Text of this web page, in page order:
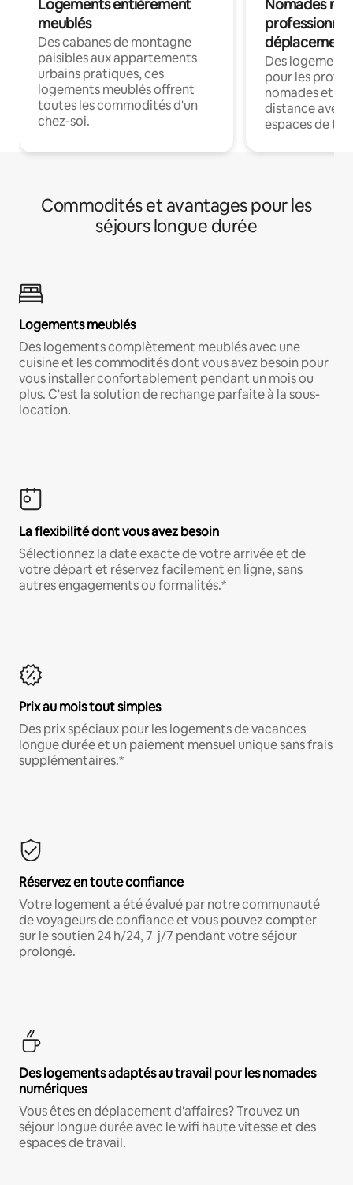
Logements entièrement
meublés
Des cabanes de montagne
paisibles aux appartements
urbains pratiques, ces
logements meublés offrent
toutes les commodités d'un
chez-soi.
Nomades
déplacement
Des
pour les
nomades et
distance avec
espaces de
Commodités et avantages pour les
séjours longue durée
Logements meublés
Des logements complètement meublés avec une
cuisine et les commodités dont vous avez besoin pour
vous installer confortablement pendant un mois ou
plus. C'est la solution de rechange parfaite à la sous-
location.
La flexibilité dont vous avez besoin
Sélectionnez la date exacte de votre arrivée et de
votre départ et réservez facilement en ligne, sans
autres engagements ou formalités.*
Prix au mois tout simples
Des prix spéciaux pour les logements de vacances
longue durée et un paiement mensuel unique sans frais
supplémentaires.*
Réservez en toute confiance
Votre logement a été évalué par notre communauté
de voyageurs de confiance et vous pouvez compter
sur le soutien 24 h/24, 7 j/7 pendant votre séjour
prolongé.
Des logements adaptés au travail pour les nomades
numériques
Vous êtes en déplacement d'affaires? Trouvez un
séjour longue durée avec le wifi haute vitesse et des
espaces de travail.